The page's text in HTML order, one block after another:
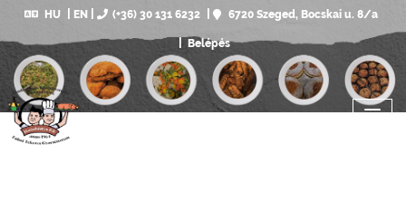
HU EN (+36) 30 131 6232 6720 Szeged, Bocskai u. 8/a
Belépés